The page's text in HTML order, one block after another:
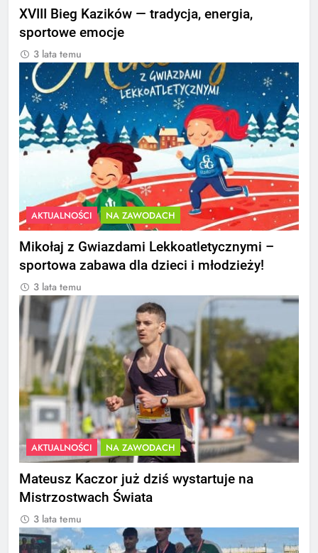
XVIII Bieg Kazików — tradycja, energia,
sportowe emocje
3 lata temu
AKTUALNOŚCI NA ZAWODACH
Mikołaj z Gwiazdami Lekkoatletycznymi –
sportowa zabawa dla dzieci i młodzieży!
3 lata temu
AKTUALNOŚCI NA ZAWODACH
Mateusz Kaczor już dziś wystartuje na
Mistrzostwach Świata
3 lata temu